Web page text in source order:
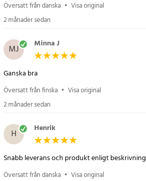
Översatt från danska • Visa original
2 månader sedan
MJ Minna J
Ganska bra
Översatt från finska • Visa original
2 månader sedan
H Henrik
Snabb leverans och produkt enligt beskrivning
Översatt från danska • Visa original